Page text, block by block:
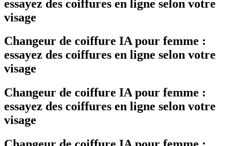
essayez des coiffures en ligne selon votre
visage
Changeur de coiffure IA pour femme :
essayez des coiffures en ligne selon votre
visage
Changeur de coiffure IA pour femme :
essayez des coiffures en ligne selon votre
visage